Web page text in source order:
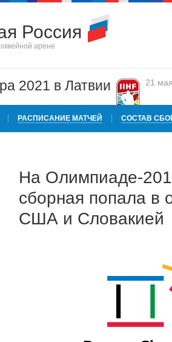
Россия
арене
2021 в Латвии 21
РАСПИСАНИЕ МАТЧЕЙ СОСТАВ
На Олимпиаде-
сборная попала в
США и Словакией